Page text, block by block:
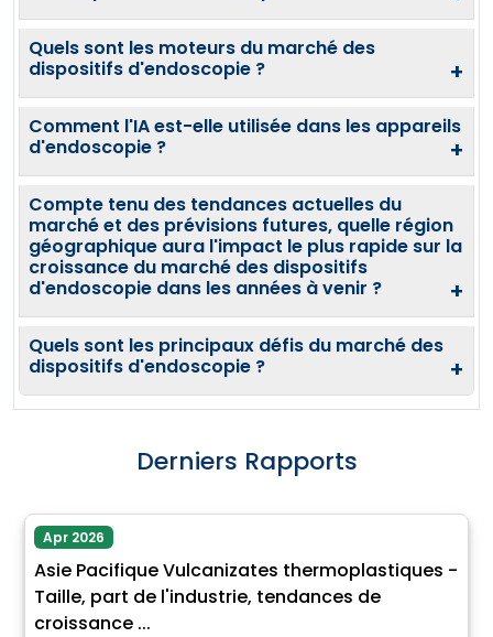
Quels sont les moteurs du marché des
dispositifs d'endoscopie ?
+
Comment l'IA est-elle utilisée dans les appareils
d'endoscopie ?
+
Compte tenu des tendances actuelles du
marché et des prévisions futures, quelle région
géographique aura l'impact le plus rapide sur la
croissance du marché des dispositifs
d'endoscopie dans les années à venir ?
+
Quels sont les principaux défis du marché des
dispositifs d'endoscopie ?
+
Derniers Rapports
Apr 2026
Asie Pacifique Vulcanizates thermoplastiques -
Taille, part de l'industrie, tendances de
croissance ...